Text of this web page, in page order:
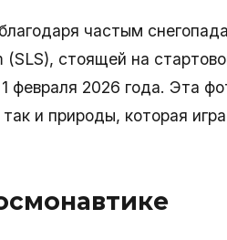
частым
стоящей на
февраля 2026 года. Эта
и природы, которая